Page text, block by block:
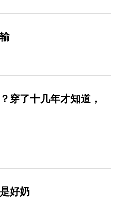
穿了十几年才知道，
好奶